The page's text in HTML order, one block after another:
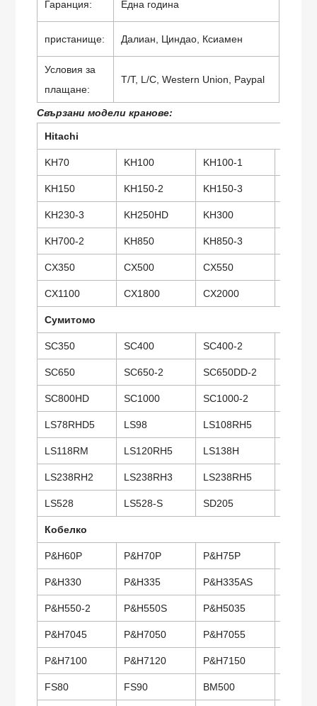
Гаранция: Една година
пристанище: Далиан, Циндао, Ксиамен
Условия за
плащане:
T/T, L/C, Western Union, Paypal
Свързани модели кранове:
Hitachi
KH70 KH100 KH100-1
KH150 KH150-2 KH150-3
KH230-3 KH250HD KH300
KH700-2 KH850 KH850-3
CX350 CX500 CX550
CX1100 CX1800 CX2000
Сумитомо
SC350 SC400 SC400-2
SC650 SC650-2 SC650DD-2
SC800HD SC1000 SC1000-2
LS78RHD5 LS98 LS108RH5
LS118RM LS120RH5 LS138H
LS238RH2 LS238RH3 LS238RH5
LS528 LS528-S SD205
Кобелко
P&H60P P&H70P P&H75P
P&H330 P&H335 P&H335AS
P&H550-2 P&H550S P&H5035
P&H7045 P&H7050 P&H7055
P&H7100 P&H7120 P&H7150
FS80 FS90 BM500